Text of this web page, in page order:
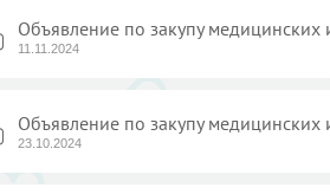
Объявление по закупу
11.11.2024
Объявление по закупу
23.10.2024